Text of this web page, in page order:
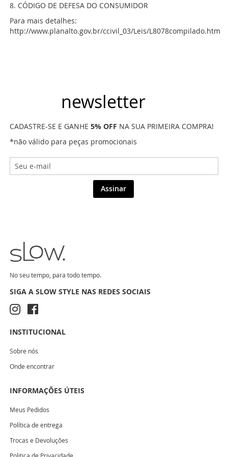
8. CÓDIGO DE DEFESA DO CONSUMIDOR
Para mais detalhes:
http://www.planalto.gov.br/ccivil_03/Leis/L8078compilado.htm
newsletter
CADASTRE-SE E GANHE 5% OFF NA SUA PRIMEIRA COMPRA!
*não válido para peças promocionais
Assinar
No seu tempo, para todo tempo.
SIGA A SLOW STYLE NAS REDES SOCIAIS
INSTITUCIONAL
Sobre nós
Onde encontrar
INFORMAÇÕES ÚTEIS
Meus Pedidos
Política de entrega
Trocas e Devoluções